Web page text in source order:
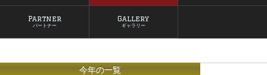
Partner
パートナー
Gallery
ギャラリー
今年の一覧